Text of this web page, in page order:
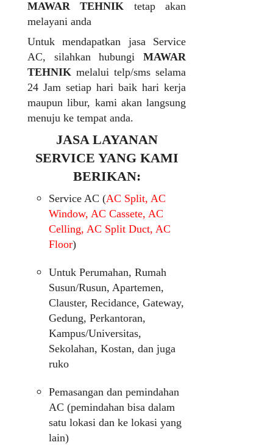
MAWAR TEHNIK tetap akan
melayani anda
Untuk mendapatkan jasa Service
AC, silahkan hubungi MAWAR
TEHNIK melalui telp/sms selama
24 Jam setiap hari baik hari kerja
maupun libur, kami akan langsung
menuju ke tempat anda.
JASA LAYANAN
SERVICE YANG KAMI
BERIKAN:
Service AC (AC Split, AC
Window, AC Cassete, AC
Celling, AC Split Duct, AC
Floor)
Untuk Perumahan, Rumah
Susun/Rusun, Apartemen,
Clauster, Recidance, Gateway,
Gedung, Perkantoran,
Kampus/Universitas,
Sekolahan, Kostan, dan juga
ruko
Pemasangan dan pemindahan
AC (pemindahan bisa dalam
satu lokasi dan ke lokasi yang
lain)